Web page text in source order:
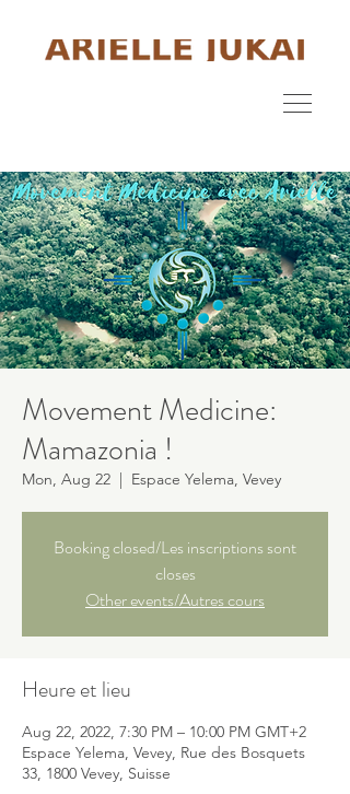
Movement Medicine:
Mamazonia !
Mon, Aug 22
  |
Espace Yelema, Vevey
Booking closed/Les inscriptions sont
closes
Other events/Autres cours
Heure et lieu
Aug 22, 2022, 7:30 PM – 10:00 PM GMT+2
Espace Yelema, Vevey, Rue des Bosquets
33, 1800 Vevey, Suisse